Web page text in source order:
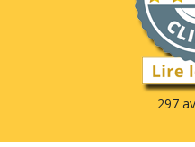
297